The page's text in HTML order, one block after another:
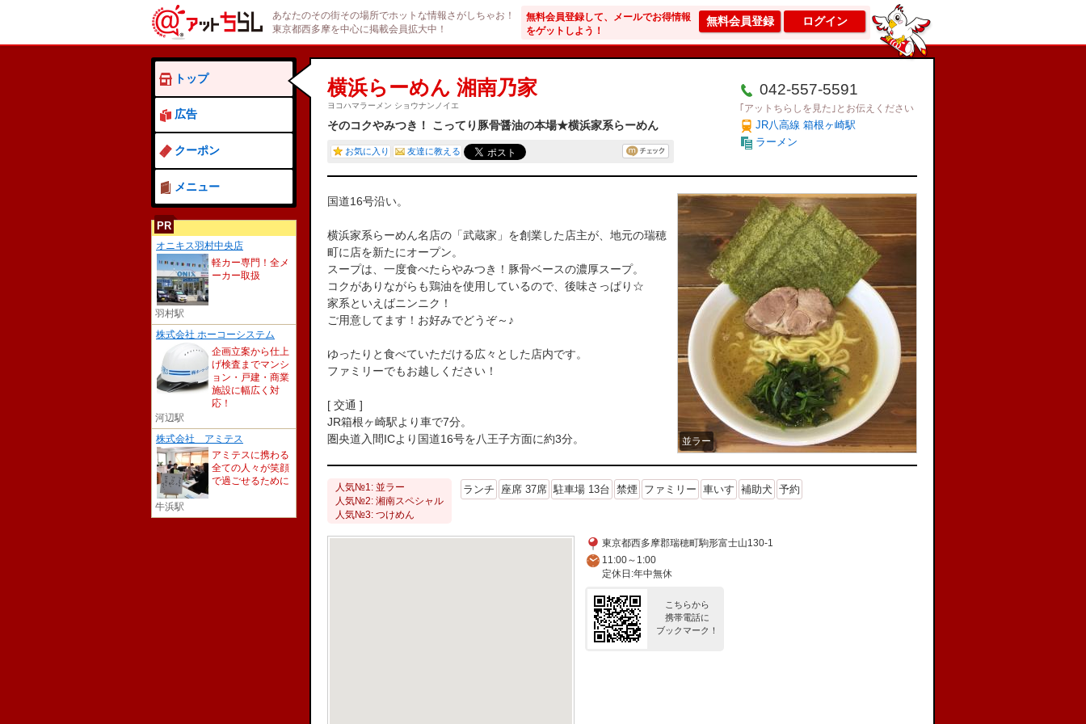
あなたのその街その場所でホットな情報さがしちゃお！
東京都西多摩を中心に掲載会員拡大中！
無料会員登録 ログイン
無料会員登録して、メールでお得情報
をゲットしよう！
トップ
広告
クーポン
メニュー
PR
オニキス羽村中央店
軽カー専門！全メ
ーカー取扱
羽村駅
株式会社 ホーコーシステム
企画立案から仕上
げ検査までマンシ
ョン・戸建・商業
施設に幅広く対
応！
河辺駅
株式会社 アミテス
アミテスに携わる
全ての人々が笑顔
で過ごせるために
牛浜駅
横浜らーめん 湘南乃家
ヨコハマラーメン ショウナンノイエ
そのコクやみつき！ こってり豚骨醤油の本場★横浜家系らーめん
042-557-5591
｢アットちらしを見た｣とお伝えください
JR八高線 箱根ヶ崎駅
ラーメン
お気に入り 友達に教える
並ラー
国道16号沿い。
横浜家系らーめん名店の「武蔵家」を創業した店主が、地元の瑞穂
町に店を新たにオープン。
スープは、一度食べたらやみつき！豚骨ベースの濃厚スープ。
コクがありながらも鶏油を使用しているので、後味さっぱり☆
家系といえばニンニク！
ご用意してます！お好みでどうぞ～♪
ゆったりと食べていただける広々とした店内です。
ファミリーでもお越しください！
[ 交通 ]
JR箱根ヶ崎駅より車で7分。
圏央道入間ICより国道16号を八王子方面に約3分。
人気№1: 並ラー
人気№2: 湘南スペシャル
人気№3: つけめん
ランチ 座席 37席 駐車場 13台 禁煙 ファミリー 車いす 補助犬 予約
東京都西多摩郡瑞穂町駒形富士山130-1
11:00～1:00
定休日:年中無休
こちらから
携帯電話に
ブックマーク！